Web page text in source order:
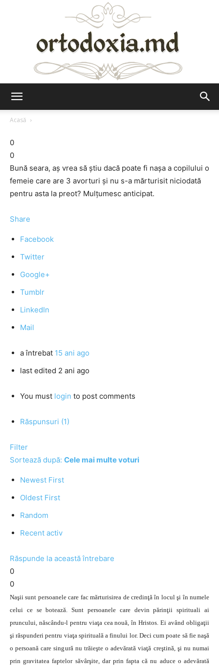
Acasă
0
0
Bună seara, aș vrea să știu dacă poate fi nașa a copilului o
femeie care are 3 avorturi și nu s-a mărturisit niciodată
pentru asta la preot? Mulțumesc anticipat.
Share
Facebook
Twitter
Google+
Tumblr
LinkedIn
Mail
a întrebat 15 ani ago
last edited 2 ani ago
You must login to post comments
Răspunsuri (1)
Filter
Sortează după: Cele mai multe voturi
Newest First
Oldest First
Random
Recent activ
Răspunde la această întrebare
0
0
Naşii sunt persoanele care fac mărturisirea de credinţă în locul şi în numele
celui ce se botează. Sunt persoanele care devin părinţii spirituali ai
pruncului, născându-l pentru viaţa cea nouă, în Hristos. Ei având obligaţii
şi răspunderi pentru viaţa spirituală a finului lor. Deci cum poate să fie naşă
o persoană care singură nu trăieşte o adevărată viaţă creştină, şi nu numai
prin gravitatea faptelor săvârşite, dar prin fapta că nu aduce o adevărată